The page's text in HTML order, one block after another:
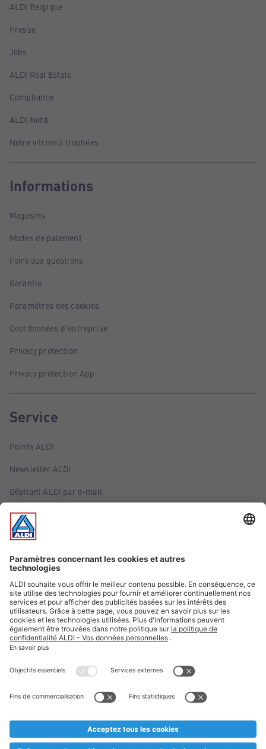
ALDI Belgique
Presse
Jobs
ALDI Real Estate
Compliance
ALDI Nord
Notre vitrine à trophées
Informations
Magasins
Modes de paiement
Foire aux questions
Garantie
Paramètres des cookies
Coordonnées d'entreprise
Privacy protection
Privacy protection App
Service
Points ALDI
Newsletter ALDI
Dépliant ALDI par e-mail
Offres
Infos essentielles
Suivez ALDI Belgique
Textes marqués d'un astérisque et mentions légales
* Nous vendons ces articles temporairement et jusqu'à
au cas où, malgré le planning bien étudié, nous serions
prématurément en rupture de stock. Prix Recupel et TVA incl.
** Sur ce site, l’utilisation de la forme masculine a été adoptée